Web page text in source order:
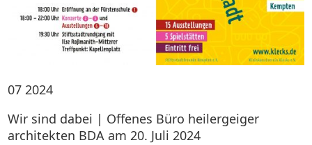
07 2024
Wir sind dabei | Offenes Büro heilergeiger
architekten BDA am 20. Juli 2024